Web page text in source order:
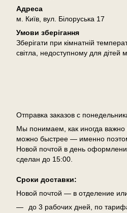
Адреса
м. Київ, вул. Білоруська 17
Умови зберігання
Зберігати при кімнатній
світла, недоступному для дітей
Отправка заказов с
Мы понимаем, как иногда важно
можно быстрее — именно
Новой почтой в день
сделан до 15:00.
Сроки доставки:
Новой почтой — в отделение
до 3 рабочих дней, по